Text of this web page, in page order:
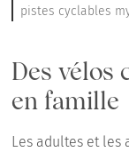
pistes cyclables
Des vélos
en famille
Les adultes et les